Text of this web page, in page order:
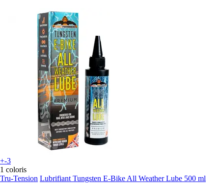
+-3
1 coloris
Tru-Tension Lubrifiant Tungsten E-Bike All Weather Lube 500 ml